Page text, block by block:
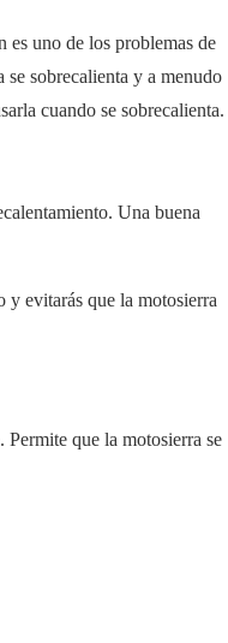
es uno de los problemas de
sobrecalienta y a menudo
cuando se sobrecalienta.
Una buena
y evitarás que la motosierra
que la motosierra se